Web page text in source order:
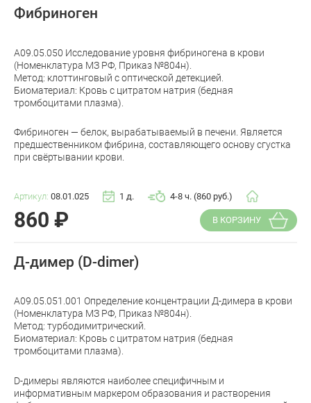
Фибриноген
A09.05.050 Исследование уровня фибриногена в крови
(Номенклатура МЗ РФ, Приказ №804н).
Метод: клоттинговый с оптической детекцией.
Биоматериал: Кровь с цитратом натрия (бедная
тромбоцитами плазма).
Фибриноген — белок, вырабатываемый в печени. Является
предшественником фибрина, составляющего основу сгустка
при свёртывании крови.
Артикул: 08.01.025 1 д. 4-8 ч. (860 руб.)
860 ₽ В КОРЗИНУ
Д-димер (D-dimer)
A09.05.051.001 Определение концентрации Д-димера в крови
(Номенклатура МЗ РФ, Приказ №804н).
Метод: турбодимитрический.
Биоматериал: Кровь с цитратом натрия (бедная
тромбоцитами плазма).
D-димеры являются наиболее специфичным и
информативным маркером образования и растворения